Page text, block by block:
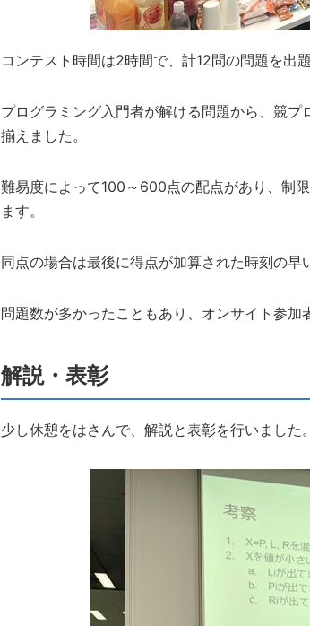
コンテスト時間は2時間で、計12問の問題を出題
プログラミング入門者が解ける問題から、競
揃えました。
難易度によって100～600点の配点があり、制
ます。
同点の場合は最後に得点が加算された時刻の早
問題数が多かったこともあり、オンサイト参加
解説・表彰
少し休憩をはさんで、解説と表彰を行いました。